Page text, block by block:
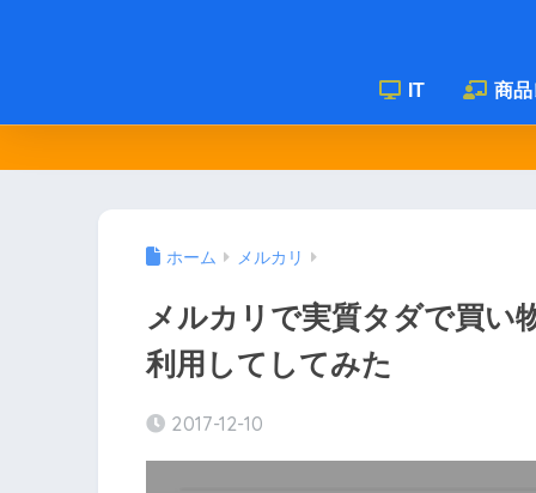
IT 商
ホーム メルカリ
メルカリで実質タダで買い
利用してしてみた
2017-12-10